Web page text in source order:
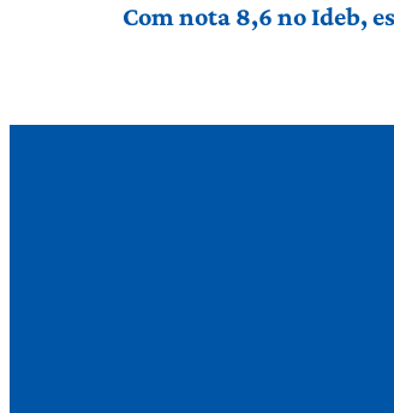
Com nota 8,6 no Ideb,